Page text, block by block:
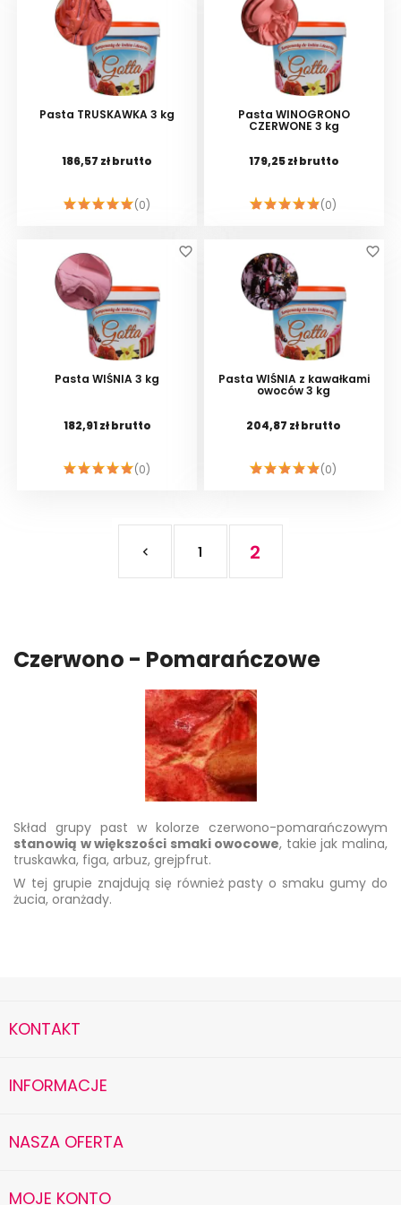
Pasta TRUSKAWKA 3 kg
186,57 zł brutto
(0)
Pasta WINOGRONO
CZERWONE 3 kg
179,25 zł brutto
(0)
Pasta WIŚNIA 3 kg
182,91 zł brutto
(0)
favorite_border
Pasta WIŚNIA z kawałkami
owoców 3 kg
204,87 zł brutto
(0)
favorite_border
 1 2
Czerwono - Pomarańczowe
Skład grupy past w kolorze czerwono-pomarańczowym
stanowią w większości smaki owocowe, takie jak malina,
truskawka, figa, arbuz, grejpfrut.
W tej grupie znajdują się również pasty o smaku gumy do
żucia, oranżady.
KONTAKT
INFORMACJE
NASZA OFERTA
MOJE KONTO